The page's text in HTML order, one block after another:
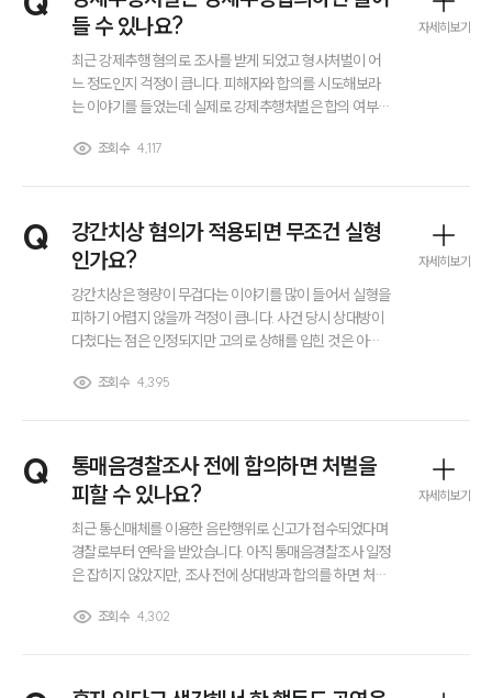
대륜의 강점
오시는 길
고객의 소리
통합검색
AI대륜
사례분석/최신동향
이혼 법률정보
이혼소송·상담후기
들 수 있나요?
최근 강제추행 혐의로 조사를 받게 되었고 형사처벌이 어
느 정도인지 걱정이 큽니다. 피해자와 합의를 시도해보라
는 이야기를 들었는데 실제로 강제추행처벌은 합의 여부에
무조건 선처를 받는 것인지, 아니면 형량에 일부만 반영되
조회수 4,117
자세히보기
Q
강간치상 혐의가 적용되면 무조건 실형
인가요?
강간치상은 형량이 무겁다는 이야기를 많이 들어서 실형을
피하기 어렵지 않을까 걱정이 큽니다. 사건 당시 상대방이
다쳤다는 점은 인정되지만 고의로 상해를 입힌 것은 아니
혐의가 적용되면 정말로 무조건 실형이 선고되는지, 집행
조회수 4,395
자세히보기
Q
통매음경찰조사 전에 합의하면 처벌을
피할 수 있나요?
최근 통신매체를 이용한 음란행위로 신고가 접수되었다며
경찰로부터 연락을 받았습니다. 아직 통매음경찰조사 일정
은 잡히지 않았지만, 조사 전에 상대방과 합의를 하면 처벌
가 실제로 수사 결과에 어떤 영향을 미치는지, 조사 전에 반
조회수 4,302
자세히보기